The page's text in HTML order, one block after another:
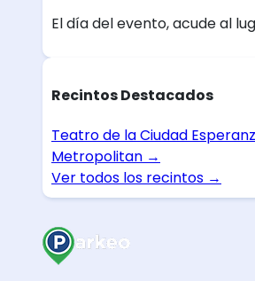
El día del evento, acude al
Recintos Destacados
Teatro de la Ciudad
Metropolitan →
Ver todos los recintos →